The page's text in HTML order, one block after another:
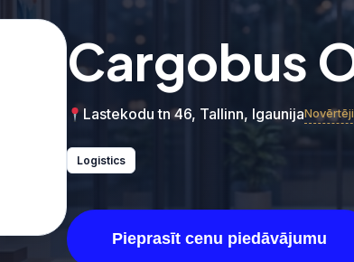
Cargobus
Lastekodu tn 46, Tallinn, Igaunija
Logistics
Pieprasīt cenu piedāvājumu